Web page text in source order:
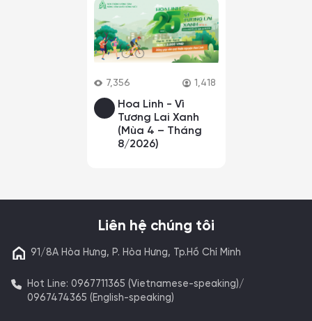
7,356 1,418
Hoa Linh - Vì
Tương Lai Xanh
(Mùa 4 – Tháng
8/2026)
Liên hệ chúng tôi
91/8A Hòa Hưng, P. Hòa Hưng, Tp.Hồ Chí Minh
Hot Line: 0967711365 (Vietnamese-speaking)/
0967474365 (English-speaking)